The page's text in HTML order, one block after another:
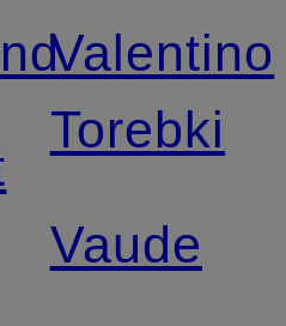
Valentino
Torebki
Vaude